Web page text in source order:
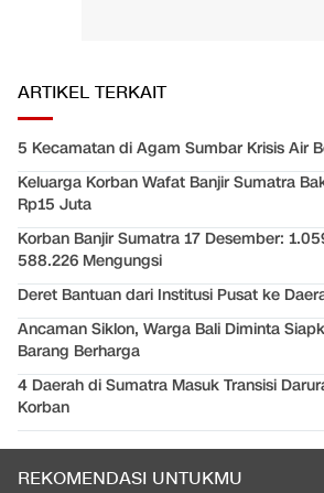
ARTIKEL TERKAIT
5 Kecamatan di Agam Sumbar Krisis Air
Keluarga Korban Wafat Banjir Sumatra
Rp15 Juta
Korban Banjir Sumatra 17 Desember:
588.226 Mengungsi
Deret Bantuan dari Institusi Pusat ke
Ancaman Siklon, Warga Bali Diminta
Barang Berharga
4 Daerah di Sumatra Masuk Transisi
Korban
REKOMENDASI UNTUKMU